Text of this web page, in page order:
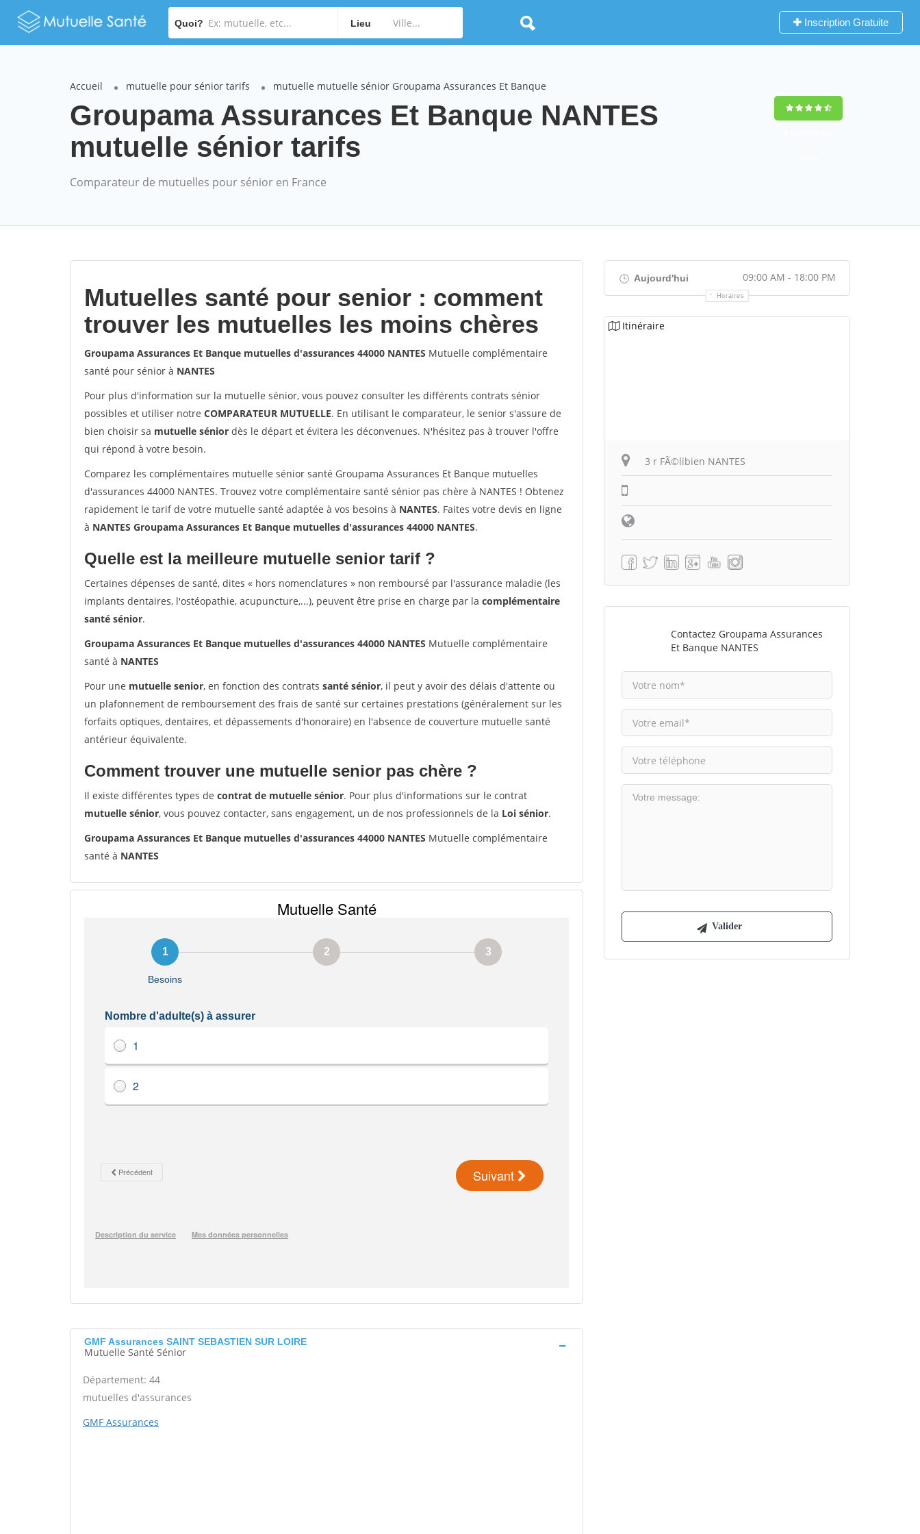
Quoi? Lieu Inscription Gratuite
Accueil mutuelle pour sénior tarifs mutuelle mutuelle sénior Groupama Assurances Et Banque
Groupama Assurances Et Banque NANTES
mutuelle sénior tarifs
Comparateur de mutuelles pour sénior en France
Mutuelles santé pour senior : comment
trouver les mutuelles les moins chères
Groupama Assurances Et Banque mutuelles d'assurances 44000 NANTES Mutuelle complémentaire
santé pour sénior à NANTES
Pour plus d'information sur la mutuelle sénior, vous pouvez consulter les différents contrats sénior
possibles et utiliser notre COMPARATEUR MUTUELLE. En utilisant le comparateur, le senior s'assure de
bien choisir sa mutuelle sénior dès le départ et évitera les déconvenues. N'hésitez pas à trouver l'offre
qui répond à votre besoin.
Comparez les complémentaires mutuelle sénior santé Groupama Assurances Et Banque mutuelles
d'assurances 44000 NANTES. Trouvez votre complémentaire santé sénior pas chère à NANTES ! Obtenez
rapidement le tarif de votre mutuelle santé adaptée à vos besoins à NANTES. Faites votre devis en ligne
à NANTES Groupama Assurances Et Banque mutuelles d'assurances 44000 NANTES.
Quelle est la meilleure mutuelle senior tarif ?
Certaines dépenses de santé, dites « hors nomenclatures » non remboursé par l'assurance maladie (les
implants dentaires, l'ostéopathie, acupuncture,...), peuvent être prise en charge par la complémentaire
santé sénior.
Groupama Assurances Et Banque mutuelles d'assurances 44000 NANTES Mutuelle complémentaire
santé à NANTES
Pour une mutuelle senior, en fonction des contrats santé sénior, il peut y avoir des délais d'attente ou
un plafonnement de remboursement des frais de santé sur certaines prestations (généralement sur les
forfaits optiques, dentaires, et dépassements d'honoraire) en l'absence de couverture mutuelle santé
antérieur équivalente.
Comment trouver une mutuelle senior pas chère ?
Il existe différentes types de contrat de mutuelle sénior. Pour plus d'informations sur le contrat
mutuelle sénior, vous pouvez contacter, sans engagement, un de nos professionnels de la Loi sénior.
Groupama Assurances Et Banque mutuelles d'assurances 44000 NANTES Mutuelle complémentaire
santé à NANTES
GMF Assurances SAINT SEBASTIEN SUR LOIRE
Mutuelle Santé Sénior
Département: 44
mutuelles d'assurances
GMF Assurances
Aujourd'hui 09:00 AM - 18:00 PM
Horaires
Itinéraire
3 r FÃ©libien NANTES
Contactez Groupama Assurances
Et Banque NANTES